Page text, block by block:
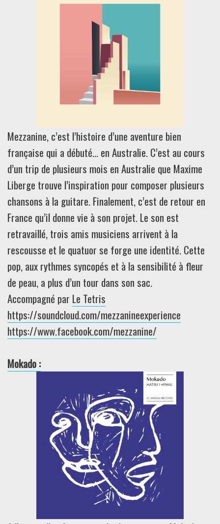
Mezzanine, c’est l’histoire d’une aventure bien
française qui a débuté… en Australie. C’est au cours
d’un trip de plusieurs mois en Australie que Maxime
Liberge trouve l’inspiration pour composer plusieurs
chansons à la guitare. Finalement, c’est de retour en
France qu’il donne vie à son projet. Le son est
retravaillé, trois amis musiciens arrivent à la
rescousse et le quatuor se forge une identité. Cette
pop, aux rythmes syncopés et à la sensibilité à fleur
de peau, a plus d’un tour dans son sac.
Accompagné par Le Tetris
https://soundcloud.com/mezzanineexperience
https://www.facebook.com/mezzanine/
Mokado :